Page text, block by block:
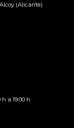
Alcoy (Alicante)
h a 19:00 h